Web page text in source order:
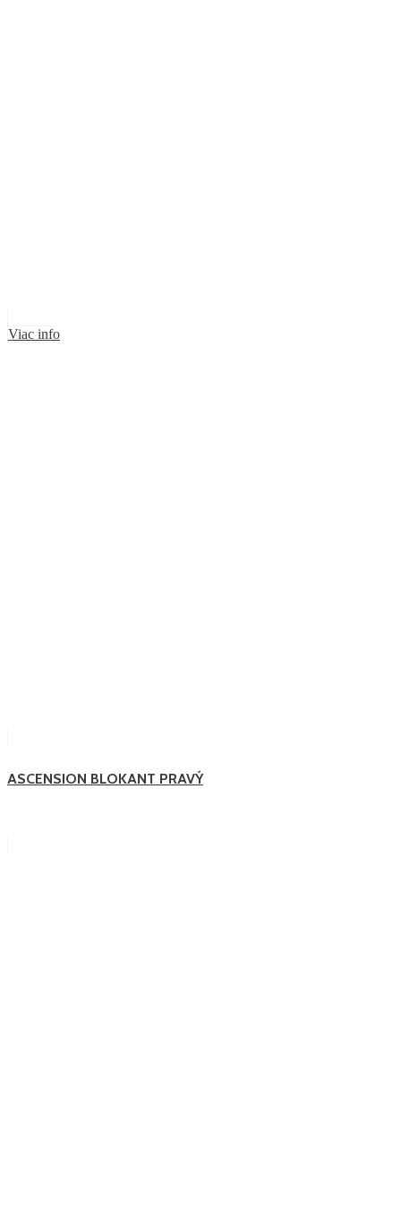
Viac info
ASCENSION BLOKANT PRAVÝ